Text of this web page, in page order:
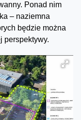
Ponad nim
– naziemna
będzie można
perspektywy.